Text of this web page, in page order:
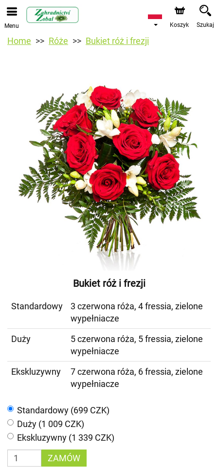
Menu Koszyk Szukaj
Home Róże Bukiet róż i frezji
Bukiet róż i frezji
Standardowy
3 czerwona róża, 4 fressia, zielone
wypełniacze
Duży
5 czerwona róża, 5 fressia, zielone
wypełniacze
Ekskluzywny
7 czerwona róża, 6 fressia, zielone
wypełniacze
Standardowy (699 CZK)
Duży (1 009 CZK)
Ekskluzywny (1 339 CZK)
ZAMÓW